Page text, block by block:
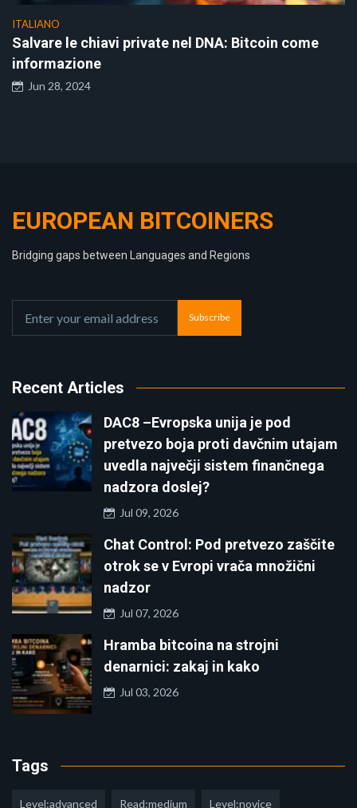
ITALIANO
Salvare le chiavi private nel DNA: Bitcoin come
informazione
Jun 28, 2024
EUROPEAN BITCOINERS
Bridging gaps between Languages and Regions
Subscribe
Recent Articles
DAC8 –Evropska unija je pod
pretvezo boja proti davčnim utajam
uvedla največji sistem finančnega
nadzora doslej?
Jul 09, 2026
Chat Control: Pod pretvezo zaščite
otrok se v Evropi vrača množični
nadzor
Jul 07, 2026
Hramba bitcoina na strojni
denarnici: zakaj in kako
Jul 03, 2026
Tags
Level:advanced Read:medium Level:novice